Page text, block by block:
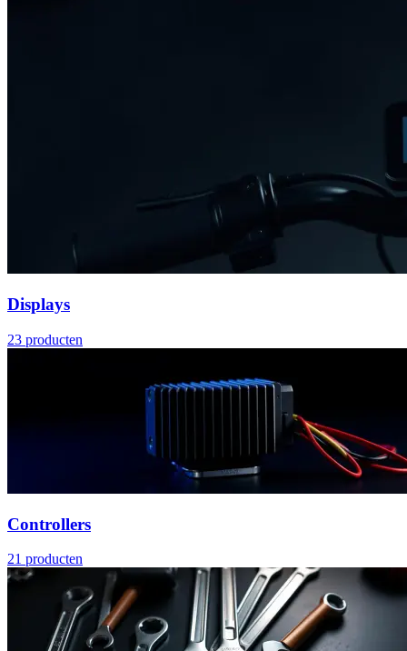
Displays
23 producten
Controllers
21 producten